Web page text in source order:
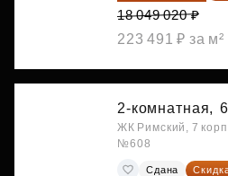
18 049 020 ₽
223 491 ₽ за м²
2-комнатная,
ЖК Римский, 7
№608
Сдана